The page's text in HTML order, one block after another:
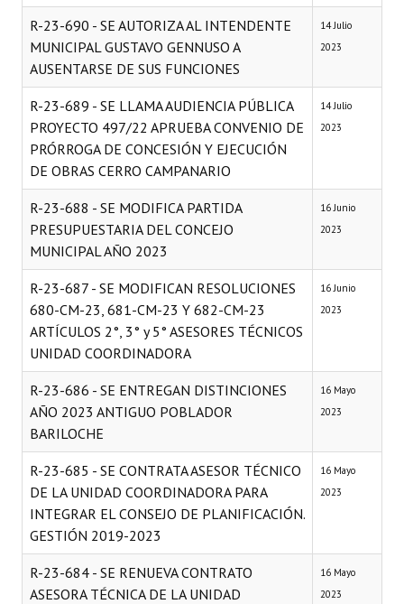
R-23-690 - SE AUTORIZA AL INTENDENTE
MUNICIPAL GUSTAVO GENNUSO A
AUSENTARSE DE SUS FUNCIONES
14 Julio
2023
R-23-689 - SE LLAMA AUDIENCIA PÚBLICA
PROYECTO 497/22 APRUEBA CONVENIO DE
PRÓRROGA DE CONCESIÓN Y EJECUCIÓN
DE OBRAS CERRO CAMPANARIO
14 Julio
2023
R-23-688 - SE MODIFICA PARTIDA
PRESUPUESTARIA DEL CONCEJO
MUNICIPAL AÑO 2023
16 Junio
2023
R-23-687 - SE MODIFICAN RESOLUCIONES
680-CM-23, 681-CM-23 Y 682-CM-23
ARTÍCULOS 2°, 3° y 5° ASESORES TÉCNICOS
UNIDAD COORDINADORA
16 Junio
2023
R-23-686 - SE ENTREGAN DISTINCIONES
AÑO 2023 ANTIGUO POBLADOR
BARILOCHE
16 Mayo
2023
R-23-685 - SE CONTRATA ASESOR TÉCNICO
DE LA UNIDAD COORDINADORA PARA
INTEGRAR EL CONSEJO DE PLANIFICACIÓN.
GESTIÓN 2019-2023
16 Mayo
2023
R-23-684 - SE RENUEVA CONTRATO
ASESORA TÉCNICA DE LA UNIDAD
16 Mayo
2023